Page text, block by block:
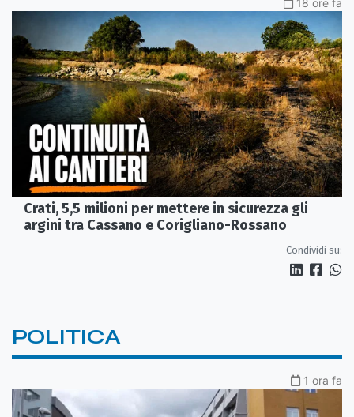
18 ore fa
Crati, 5,5 milioni per mettere in sicurezza gli
argini tra Cassano e Corigliano-Rossano
Condividi su:
POLITICA
1 ora fa